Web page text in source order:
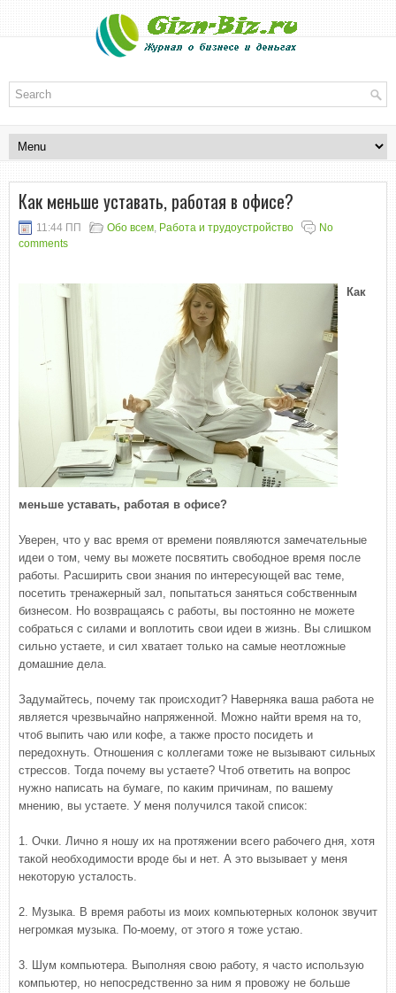
Как меньше уставать, работая в офисе?
11:44 ПП Обо всем, Работа и трудоустройство
No
comments
Как
меньше уставать, работая в офисе?
Уверен, что у вас время от времени появляются замечательные
идеи о том, чему вы можете посвятить свободное время после
работы. Расширить свои знания по интересующей вас теме,
посетить тренажерный зал, попытаться заняться собственным
бизнесом. Но возвращаясь с работы, вы постоянно не можете
собраться с силами и воплотить свои идеи в жизнь. Вы слишком
сильно устаете, и сил хватает только на самые неотложные
домашние дела.
Задумайтесь, почему так происходит? Наверняка ваша работа не
является чрезвычайно напряженной. Можно найти время на то,
чтоб выпить чаю или кофе, а также просто посидеть и
передохнуть. Отношения с коллегами тоже не вызывают сильных
стрессов. Тогда почему вы устаете? Чтоб ответить на вопрос
нужно написать на бумаге, по каким причинам, по вашему
мнению, вы устаете. У меня получился такой список:
1. Очки. Лично я ношу их на протяжении всего рабочего дня, хотя
такой необходимости вроде бы и нет. А это вызывает у меня
некоторую усталость.
2. Музыка. В время работы из моих компьютерных колонок звучит
негромкая музыка. По-моему, от этого я тоже устаю.
3. Шум компьютера. Выполняя свою работу, я часто использую
компьютер, но непосредственно за ним я провожу не больше